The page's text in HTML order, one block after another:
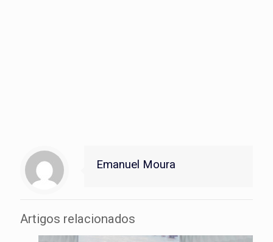
Emanuel Moura
Artigos relacionados